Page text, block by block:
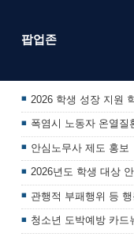
팝업존
2026 학생 성장 지원
폭염시 노동자 온열질
안심노무사 제도 홍보
2026년도 학생 대상
관행적 부패행위 등
청소년 도박예방 카드